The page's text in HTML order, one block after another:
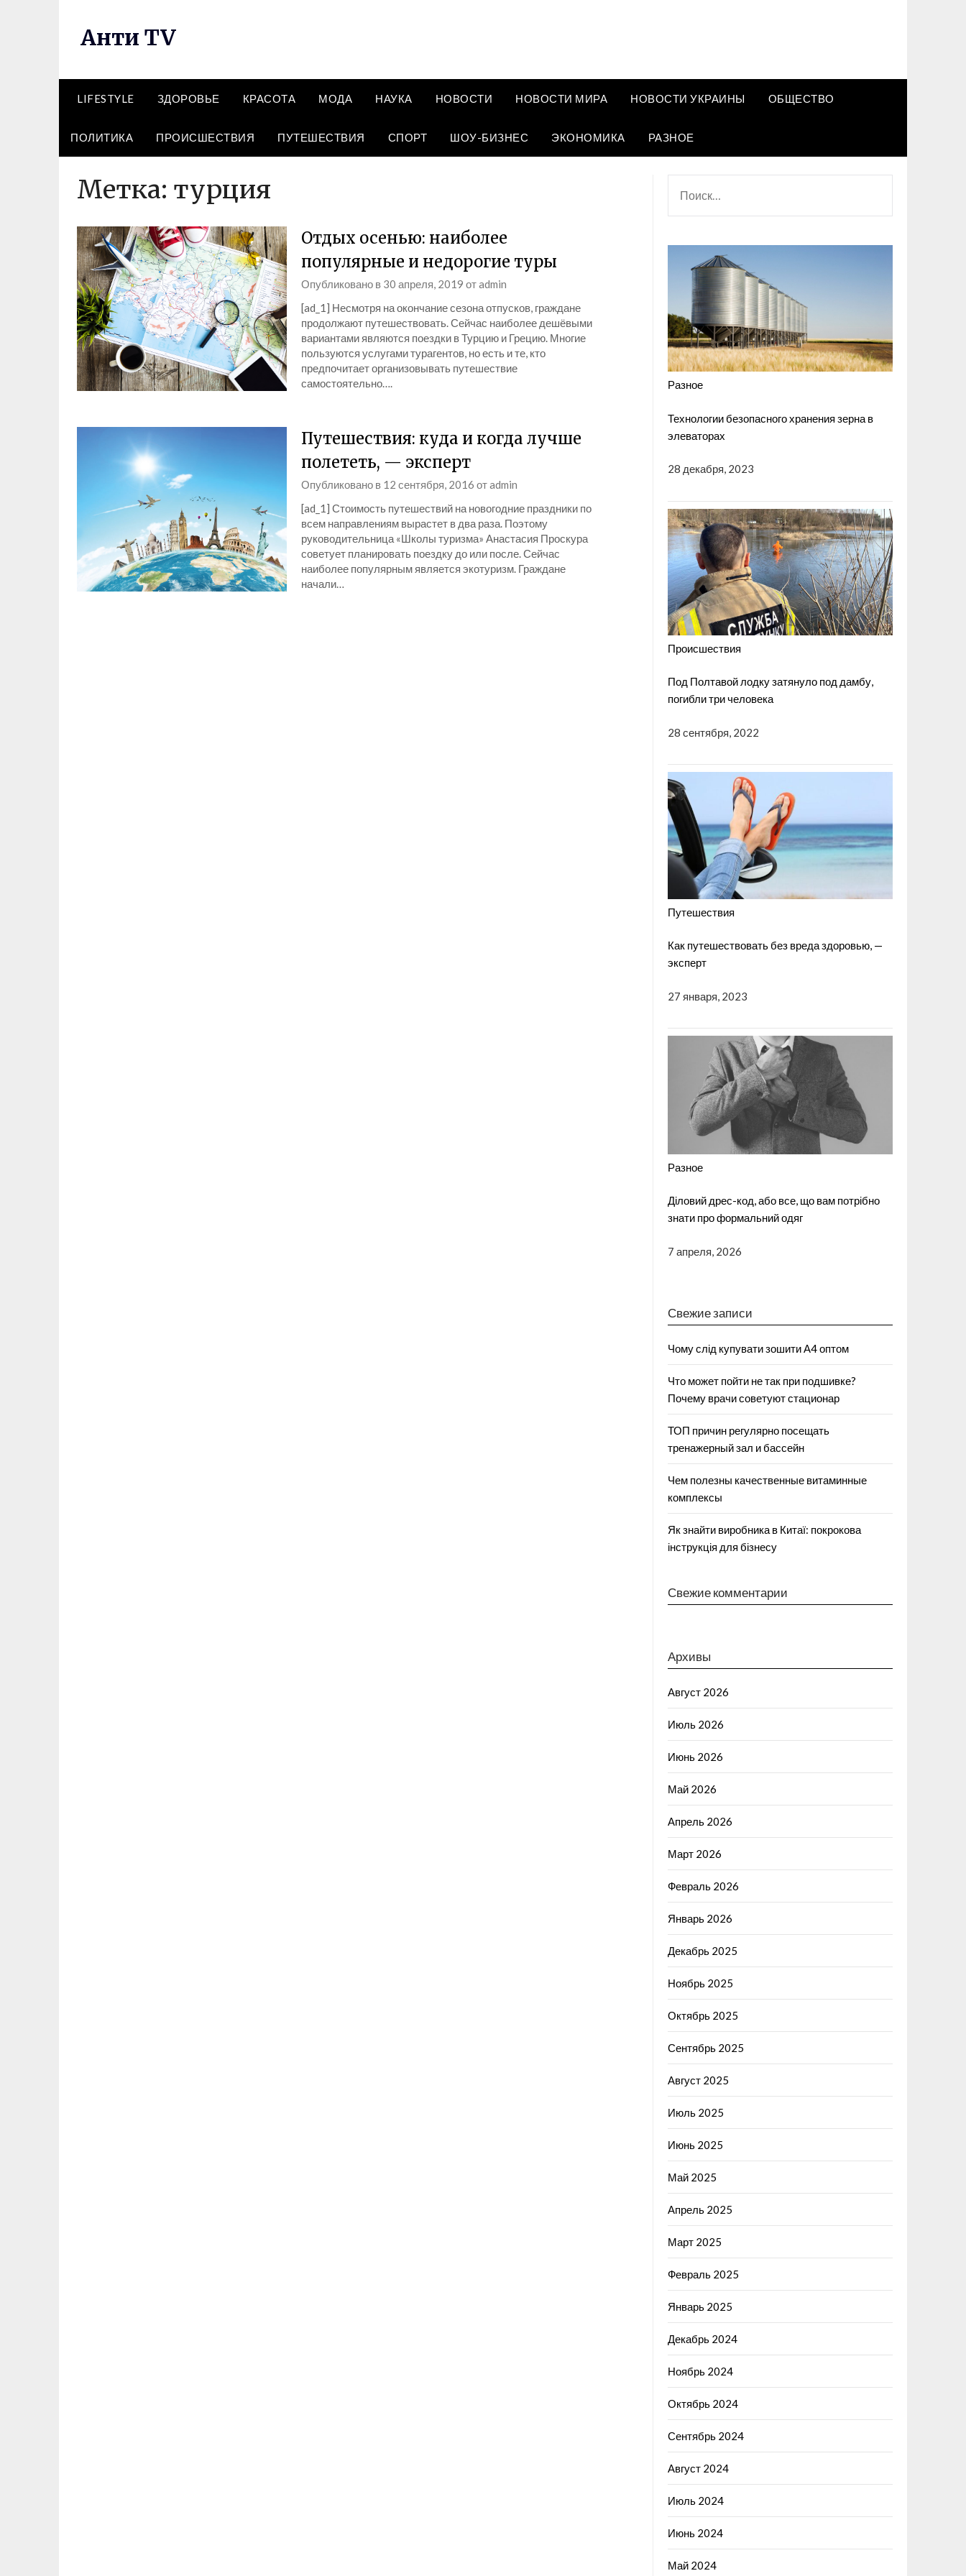
Анти TV
LIFESTYLE ЗДОРОВЬЕ КРАСОТА МОДА НАУКА НОВОСТИ НОВОСТИ МИРА НОВОСТИ УКРАИНЫ ОБЩЕСТВО
ПОЛИТИКА ПРОИСШЕСТВИЯ ПУТЕШЕСТВИЯ СПОРТ ШОУ-БИЗНЕС ЭКОНОМИКА РАЗНОЕ
Метка: турция
Отдых осенью: наиболее
популярные и недорогие туры
Опубликовано в 30 апреля, 2019 отadmin
[ad_1] Несмотря на окончание сезона отпусков, граждане
продолжают путешествовать. Сейчас наиболее дешёвыми
вариантами являются поездки в Турцию и Грецию. Многие
пользуются услугами турагентов, но есть и те, кто
предпочитает организовывать путешествие
самостоятельно….
Путешествия: куда и когда лучше
полететь, — эксперт
Опубликовано в 12 сентября, 2016 отadmin
[ad_1] Стоимость путешествий на новогодние праздники по
всем направлениям вырастет в два раза. Поэтому
руководительница «Школы туризма» Анастасия Проскура
советует планировать поездку до или после. Сейчас
наиболее популярным является экотуризм. Граждане
начали…
Разное
Технологии безопасного хранения зерна в
элеваторах
28 декабря, 2023
Происшествия
Под Полтавой лодку затянуло под дамбу,
погибли три человека
28 сентября, 2022
Путешествия
Как путешествовать без вреда здоровью, —
эксперт
27 января, 2023
Разное
Діловий дрес-код, або все, що вам потрібно
знати про формальний одяг
7 апреля, 2026
Свежие записи
Чому слід купувати зошити А4 оптом
Что может пойти не так при подшивке?
Почему врачи советуют стационар
ТОП причин регулярно посещать
тренажерный зал и бассейн
Чем полезны качественные витаминные
комплексы
Як знайти виробника в Китаї: покрокова
інструкція для бізнесу
Свежие комментарии
Архивы
Август 2026
Июль 2026
Июнь 2026
Май 2026
Апрель 2026
Март 2026
Февраль 2026
Январь 2026
Декабрь 2025
Ноябрь 2025
Октябрь 2025
Сентябрь 2025
Август 2025
Июль 2025
Июнь 2025
Май 2025
Апрель 2025
Март 2025
Февраль 2025
Январь 2025
Декабрь 2024
Ноябрь 2024
Октябрь 2024
Сентябрь 2024
Август 2024
Июль 2024
Июнь 2024
Май 2024